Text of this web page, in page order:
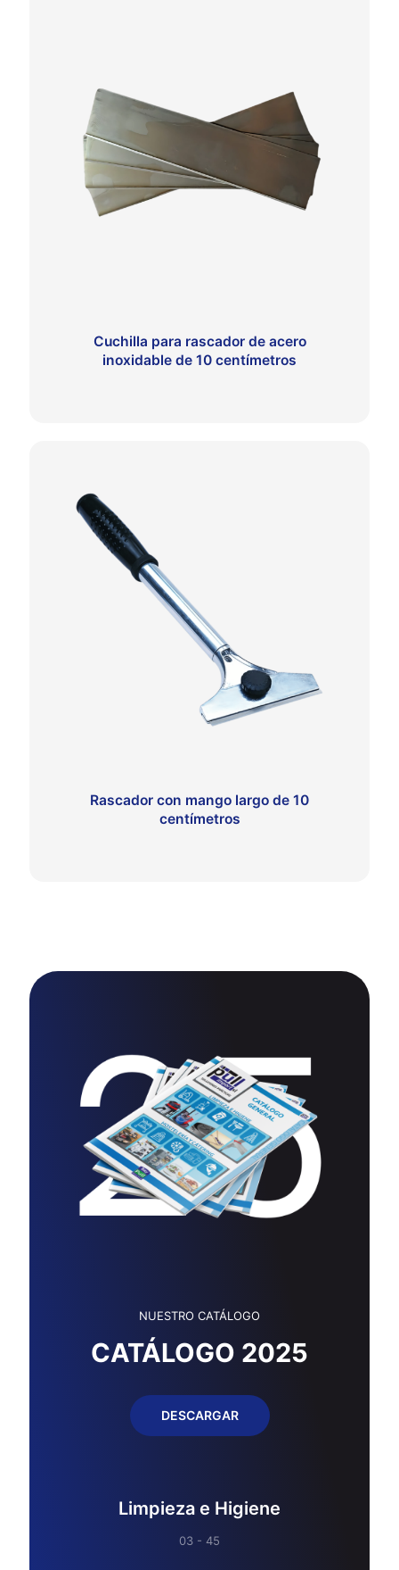
Cuchilla para rascador de acero
inoxidable de 10 centímetros
Rascador con mango largo de 10
centímetros
NUESTRO CATÁLOGO
CATÁLOGO 2025
DESCARGAR
Limpieza e Higiene
03 - 45